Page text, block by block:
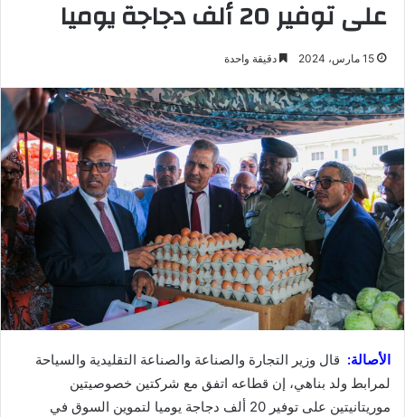
على توفير 20 ألف دجاجة يوميا
15 مارس، 2024 دقيقة واحدة
الأصالة: قال وزير التجارة والصناعة والصناعة التقليدية والسياحة
لمرابط ولد بناهي، إن قطاعه اتفق مع شركتين خصوصيتين
موريتانيتين على توفير 20 ألف دجاجة يوميا لتموين السوق في